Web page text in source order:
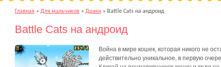
Главная » Для мальчиков » Драки » Battle Cats на андроид
Battle Cats на андроид
Война в мире кошек, которая никого не
действительно уникальное, в первую